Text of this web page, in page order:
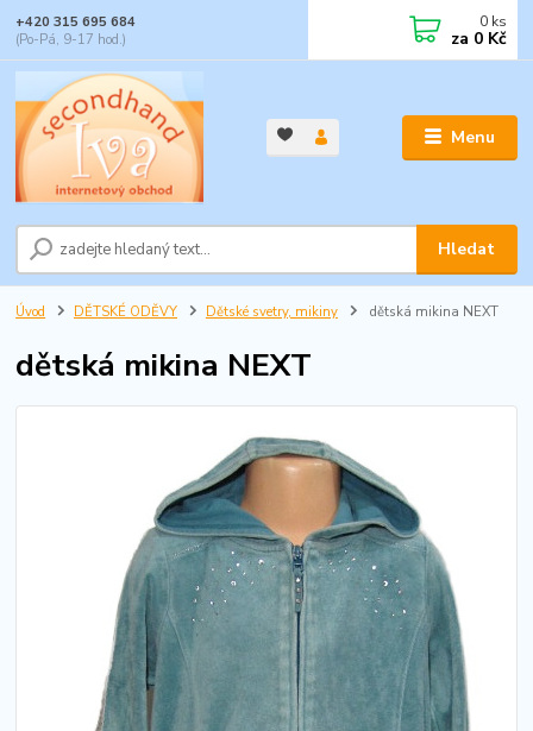
Menu
Hledat
+420 315 695 684
(Po-Pá, 9-17 hod.)
0 ks
za 0 Kč
Úvod DĚTSKÉ ODĚVY Dětské svetry, mikiny dětská mikina NEXT
dětská mikina NEXT